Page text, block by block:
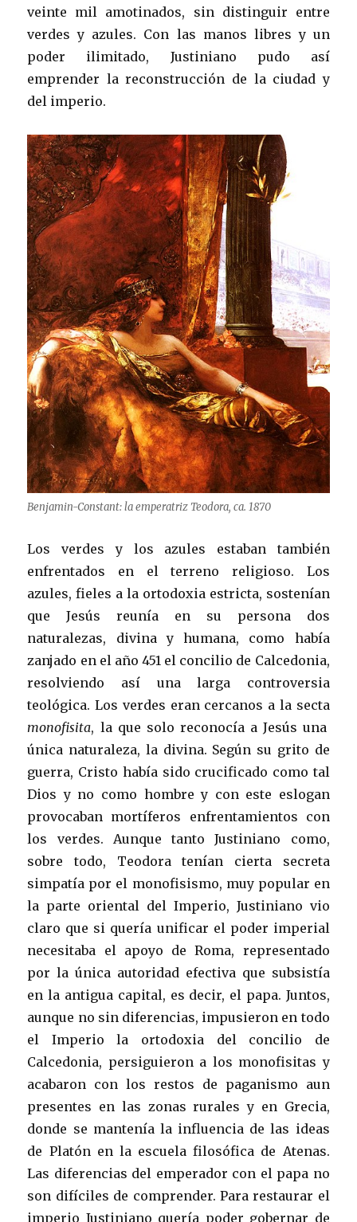
veinte mil amotinados, sin distinguir entre
verdes y azules. Con las manos libres y un
poder ilimitado, Justiniano pudo así
emprender la reconstrucción de la ciudad y
del imperio.
Benjamin-Constant: la emperatriz Teodora, ca. 1870
Los verdes y los azules estaban también
enfrentados en el terreno religioso. Los
azules, fieles a la ortodoxia estricta, sostenían
que Jesús reunía en su persona dos
naturalezas, divina y humana, como había
zanjado en el año 451 el concilio de Calcedonia,
resolviendo así una larga controversia
teológica. Los verdes eran cercanos a la secta
monofisita, la que solo reconocía a Jesús una
única naturaleza, la divina. Según su grito de
guerra, Cristo había sido crucificado como tal
Dios y no como hombre y con este eslogan
provocaban mortíferos enfrentamientos con
los verdes. Aunque tanto Justiniano como,
sobre todo, Teodora tenían cierta secreta
simpatía por el monofisismo, muy popular en
la parte oriental del Imperio, Justiniano vio
claro que si quería unificar el poder imperial
necesitaba el apoyo de Roma, representado
por la única autoridad efectiva que subsistía
en la antigua capital, es decir, el papa. Juntos,
aunque no sin diferencias, impusieron en todo
el Imperio la ortodoxia del concilio de
Calcedonia, persiguieron a los monofisitas y
acabaron con los restos de paganismo aun
presentes en las zonas rurales y en Grecia,
donde se mantenía la influencia de las ideas
de Platón en la escuela filosófica de Atenas.
Las diferencias del emperador con el papa no
son difíciles de comprender. Para restaurar el
imperio Justiniano quería poder gobernar de